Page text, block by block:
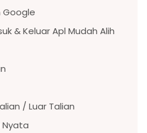
Google
& Keluar Apl Mudah Alih
/ Luar Talian